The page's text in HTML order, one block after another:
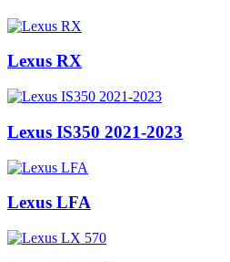
Lexus RX
Lexus IS350 2021-2023
Lexus LFA